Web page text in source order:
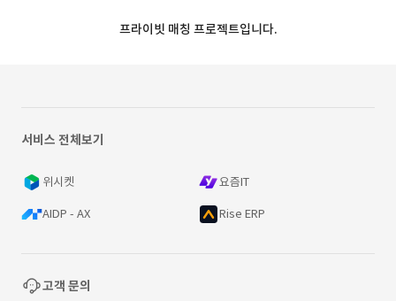
프라이빗 매칭 프로젝트입니다.
서비스 전체보기
위시켓 요즘IT
AIDP - AX Rise ERP
고객 문의